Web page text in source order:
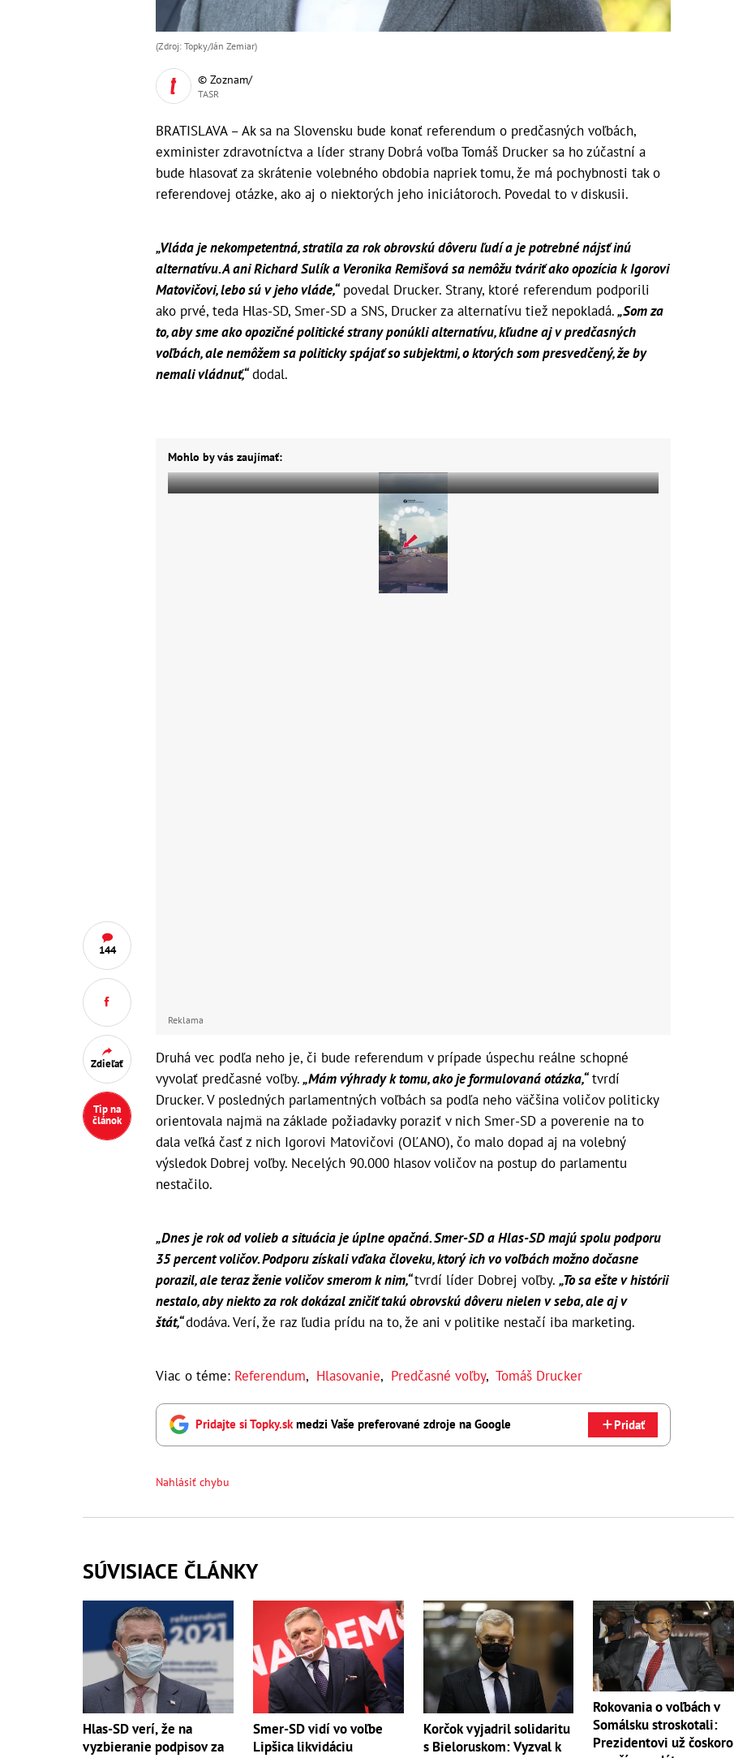
144
Zdieľať
Tip na
článok
(Zdroj: Topky/Ján Zemiar)
© Zoznam/
TASR
BRATISLAVA – Ak sa na Slovensku bude konať referendum o predčasných voľbách,
exminister zdravotníctva a líder strany Dobrá voľba Tomáš Drucker sa ho zúčastní a
bude hlasovať za skrátenie volebného obdobia napriek tomu, že má pochybnosti tak o
referendovej otázke, ako aj o niektorých jeho iniciátoroch. Povedal to v diskusii.
„Vláda je nekompetentná, stratila za rok obrovskú dôveru ľudí a je potrebné nájsť inú
alternatívu. A ani Richard Sulík a Veronika Remišová sa nemôžu tváriť ako opozícia k Igorovi
Matovičovi, lebo sú v jeho vláde,“povedal Drucker. Strany, ktoré referendum podporili
ako prvé, teda Hlas-SD, Smer-SD a SNS, Drucker za alternatívu tiež nepokladá.„Som za
to, aby sme ako opozičné politické strany ponúkli alternatívu, kľudne aj v predčasných
voľbách, ale nemôžem sa politicky spájať so subjektmi, o ktorých som presvedčený, že by
nemali vládnuť,“dodal.
Mohlo by vás zaujímať:
Reklama
Druhá vec podľa neho je, či bude referendum v prípade úspechu reálne schopné
vyvolať predčasné voľby.„Mám výhrady k tomu, ako je formulovaná otázka,“tvrdí
Drucker. V posledných parlamentných voľbách sa podľa neho väčšina voličov politicky
orientovala najmä na základe požiadavky poraziť v nich Smer-SD a poverenie na to
dala veľká časť z nich Igorovi Matovičovi (OĽANO), čo malo dopad aj na volebný
výsledok Dobrej voľby. Necelých 90.000 hlasov voličov na postup do parlamentu
nestačilo.
„Dnes je rok od volieb a situácia je úplne opačná. Smer-SD a Hlas-SD majú spolu podporu
35 percent voličov. Podporu získali vďaka človeku, ktorý ich vo voľbách možno dočasne
porazil, ale teraz ženie voličov smerom k nim,“tvrdí líder Dobrej voľby. „To sa ešte v histórii
nestalo, aby niekto za rok dokázal zničiť takú obrovskú dôveru nielen v seba, ale aj v
štát,“dodáva. Verí, že raz ľudia prídu na to, že ani v politike nestačí iba marketing.
Viac o téme: Referendum, Hlasovanie, Predčasné voľby, Tomáš Drucker
Pridajte si Topky.skmedzi Vaše preferované zdroje na Google Pridať
Nahlásiť chybu
SÚVISIACE ČLÁNKY
Hlas-SD verí, že na
vyzbieranie podpisov za
Smer-SD vidí vo voľbe
Lipšica likvidáciu
Korčok vyjadril solidaritu
s Bieloruskom: Vyzval k
Rokovania o voľbách v
Somálsku stroskotali:
Prezidentovi už čoskoro